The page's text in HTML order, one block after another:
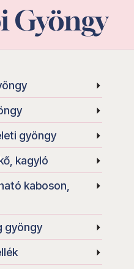
gyöngy
kagyló
kaboson,
gyöngy